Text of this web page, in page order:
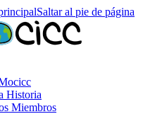
Saltar al pie de página
Historia
Miembros